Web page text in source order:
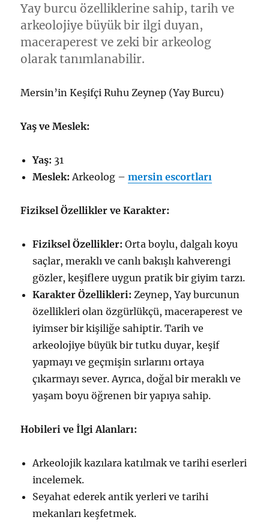
Yay burcu özelliklerine sahip, tarih ve
arkeolojiye büyük bir ilgi duyan,
maceraperest ve zeki bir arkeolog
olarak tanımlanabilir.
Mersin’in Keşifçi Ruhu Zeynep (Yay Burcu)
Yaş ve Meslek:
Yaş: 31
Meslek: Arkeolog –mersin escortları
Fiziksel Özellikler ve Karakter:
Fiziksel Özellikler: Orta boylu, dalgalı koyu
saçlar, meraklı ve canlı bakışlı kahverengi
gözler, keşiflere uygun pratik bir giyim tarzı.
Karakter Özellikleri: Zeynep, Yay burcunun
özellikleri olan özgürlükçü, maceraperest ve
iyimser bir kişiliğe sahiptir. Tarih ve
arkeolojiye büyük bir tutku duyar, keşif
yapmayı ve geçmişin sırlarını ortaya
çıkarmayı sever. Ayrıca, doğal bir meraklı ve
yaşam boyu öğrenen bir yapıya sahip.
Hobileri ve İlgi Alanları:
Arkeolojik kazılara katılmak ve tarihi eserleri
incelemek.
Seyahat ederek antik yerleri ve tarihi
mekanları keşfetmek.